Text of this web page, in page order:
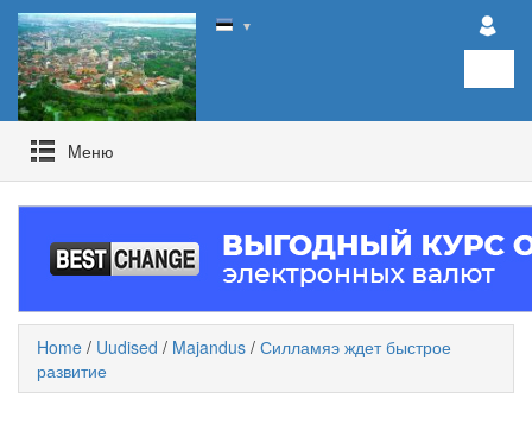
▼
Mеню
Home / Uudised / Majandus / Силламяэ ждет быстрое
развитие